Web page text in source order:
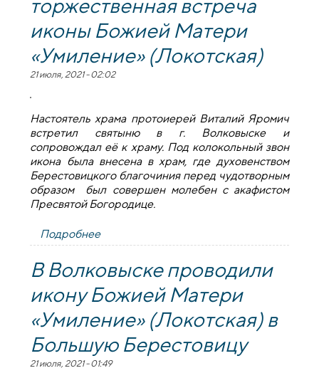
иконы Божией Матери
«Умиление» (Локотская)
21 июля, 2021 - 02:02
Настоятель храма протоиерей Виталий Яромич
встретил святыню в г. Волковыске и
сопровождал её к храму. Под колокольный звон
икона была внесена в храм, где духовенством
Берестовицкого благочиния перед чудотворным
образом был совершен молебен с акафистом
Пресвятой Богородице.
Подробнеео 19 июля в храме Святителя Николая
Чудотворца г.п. Берестовица
торжественная встреча иконы Божией
Матери «Умиление» (Локотская)
В Волковыске проводили
икону Божией Матери
«Умиление» (Локотская) в
Большую Берестовицу
21 июля, 2021 - 01:49